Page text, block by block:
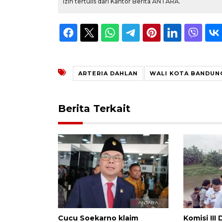
ARTERIA DAHLAN WALI KOTA
Berita Terkait
Cucu Soekarno klaim
Komisi III